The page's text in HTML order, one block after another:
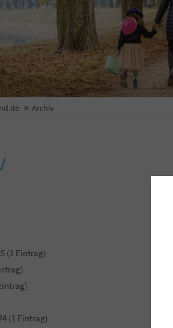
Archiv
(1 Eintrag)
(1 Eintrag)